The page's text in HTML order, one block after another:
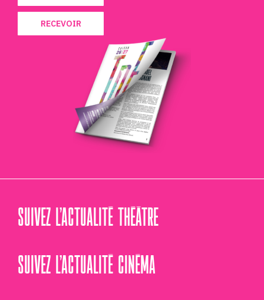
RECEVOIR
SUIVEZ L’ACTUALITÉ THÉÂTRE
SUIVEZ L’ACTUALITÉ CINÉMA